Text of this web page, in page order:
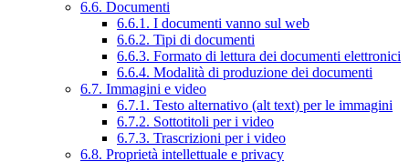
6.6. Documenti
6.6.1. I documenti vanno sul web
6.6.2. Tipi di documenti
6.6.3. Formato di lettura dei documenti elettronici
6.6.4. Modalità di produzione dei documenti
6.7. Immagini e video
6.7.1. Testo alternativo (alt text) per le immagini
6.7.2. Sottotitoli per i video
6.7.3. Trascrizioni per i video
6.8. Proprietà intellettuale e privacy